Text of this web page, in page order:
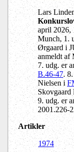
Lars
april 2026,
Munch, 1.
Ørgaard i
anmeldt af
7. udg. er
B.46-47.
Nielsen i
Skovgaard
9. udg. er
2001.226-
Artikler
1974